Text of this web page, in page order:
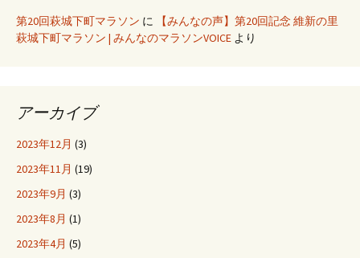
第20回萩城下町マラソン に
【みんなの声】第20回記念 維新の里
萩城下町マラソン | みんなのマラソンVOICE より
アーカイブ
2023年12月 (3)
2023年11月 (19)
2023年9月 (3)
2023年8月 (1)
2023年4月 (5)